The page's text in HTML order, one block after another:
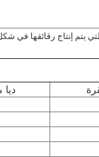
يتم إنتاج رقائقها